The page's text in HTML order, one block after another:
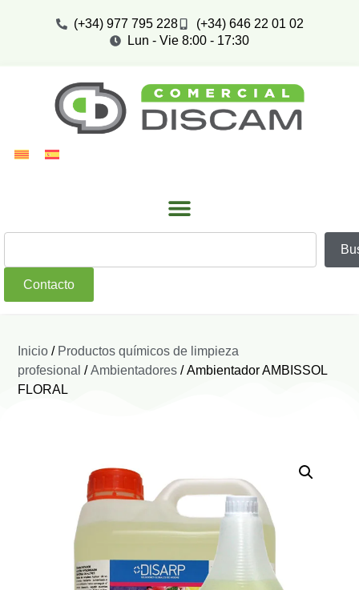
(+34) 977 795 228
(+34) 646 22 01 02
Lun - Vie 8:00 - 17:30
Contacto
Inicio / Productos químicos de limpieza
profesional /Ambientadores / Ambientador AMBISSOL
FLORAL